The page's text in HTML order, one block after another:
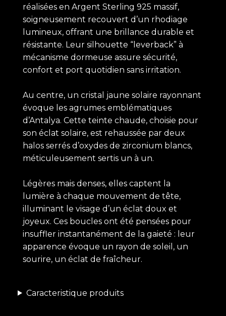
réalisées en Argent Sterling 925 massif,
soigneusement recouvert d’un rhodiage
lumineux, offrant une brillance durable et
résistante. Leur silhouette “leverback” à
mécanisme dormeuse assure sécurité,
confort et port quotidien sans irritation.
Au centre, un cristal jaune solaire rayonnant
évoque les agrumes emblématiques
d’Antalya. Cette teinte chaude, choisie pour
son éclat solaire, est rehaussée par deux
halos serrés d’oxydes de zirconium blancs,
méticuleusement sertis un à un.
Légères mais denses, elles captent la
lumière à chaque mouvement de tête,
illuminant le visage d’un éclat doux et
joyeux. Ces boucles ont été pensées pour
insuffler instantanément de la gaieté : leur
apparence évoque un rayon de soleil, un
sourire, un éclat de fraîcheur.
Caracteristique produits